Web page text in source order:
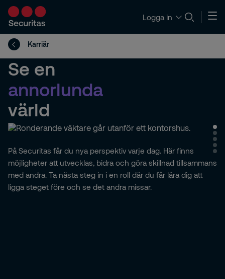
Logga in
Karriär
Se en
annorlunda
tryggare
enad
motståndskraftig
pålitlig
värld
På Securitas får du nya perspektiv varje dag. Här finns
möjligheter att utvecklas, bidra och göra skillnad tillsammans
med andra. Ta nästa steg in i en roll där du får lära dig att
ligga steget före och se det andra missar.